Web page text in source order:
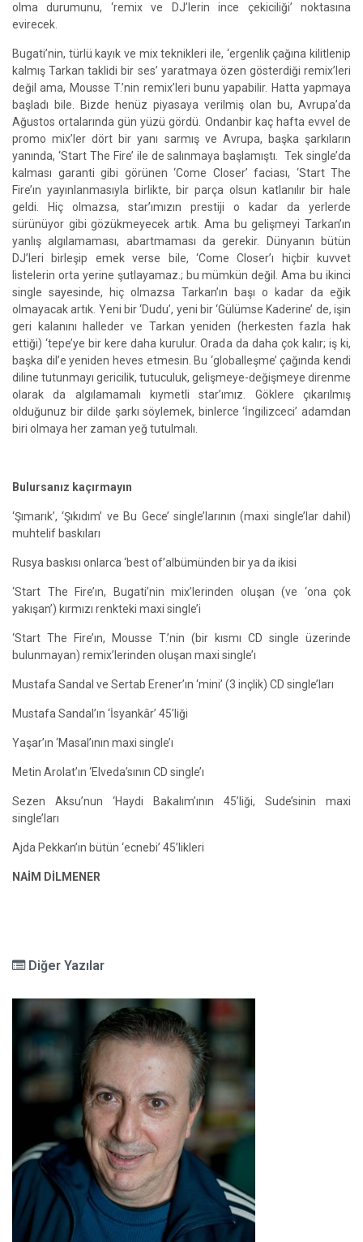
olma durumunu, ‘remix ve DJ’lerin ince çekiciliği’ noktasına
evirecek.
Bugati’nin, türlü kayık ve mix teknikleri ile, ‘ergenlik çağına kilitlenip
kalmış Tarkan taklidi bir ses’ yaratmaya özen gösterdiği remix’leri
değil ama, Mousse T.’nin remix’leri bunu yapabilir. Hatta yapmaya
başladı bile. Bizde henüz piyasaya verilmiş olan bu, Avrupa’da
Ağustos ortalarında gün yüzü gördü. Ondanbir kaç hafta evvel de
promo mix’ler dört bir yanı sarmış ve Avrupa, başka şarkıların
yanında, ‘Start The Fire’ ile de salınmaya başlamıştı. Tek single’da
kalması garanti gibi görünen ‘Come Closer’ faciası, ‘Start The
Fire’ın yayınlanmasıyla birlikte, bir parça olsun katlanılır bir hale
geldi. Hiç olmazsa, star’ımızın prestiji o kadar da yerlerde
sürünüyor gibi gözükmeyecek artık. Ama bu gelişmeyi Tarkan’ın
yanlış algılamaması, abartmaması da gerekir. Dünyanın bütün
DJ’leri birleşip emek verse bile, ‘Come Closer’ı hiçbir kuvvet
listelerin orta yerine şutlayamaz.; bu mümkün değil. Ama bu ikinci
single sayesinde, hiç olmazsa Tarkan’ın başı o kadar da eğik
olmayacak artık. Yeni bir ‘Dudu’, yeni bir ‘Gülümse Kaderine’ de, işin
geri kalanını halleder ve Tarkan yeniden (herkesten fazla hak
ettiği) ‘tepe’ye bir kere daha kurulur. Orada da daha çok kalır; iş ki,
başka dil’e yeniden heves etmesin. Bu ‘globalleşme’ çağında kendi
diline tutunmayı gericilik, tutuculuk, gelişmeye-değişmeye direnme
olarak da algılamamalı kıymetli star’ımız. Göklere çıkarılmış
olduğunuz bir dilde şarkı söylemek, binlerce ‘İngilizceci’ adamdan
biri olmaya her zaman yeğ tutulmalı.
Bulursanız kaçırmayın
‘Şımarık’, ‘Şıkıdım’ ve Bu Gece’ single’larının (maxi single’lar dahil)
muhtelif baskıları
Rusya baskısı onlarca ‘best of’albümünden bir ya da ikisi
‘Start The Fire’ın, Bugati’nin mix’lerinden oluşan (ve ‘ona çok
yakışan’) kırmızı renkteki maxi single’i
‘Start The Fire’ın, Mousse T.’nin (bir kısmı CD single üzerinde
bulunmayan) remix’lerinden oluşan maxi single’ı
Mustafa Sandal ve Sertab Erener’ın ‘mini’ (3 inçlik) CD single’ları
Mustafa Sandal’ın ‘İsyankâr’ 45’liği
Yaşar’ın ‘Masal’ının maxi single’ı
Metin Arolat’ın ‘Elveda’sının CD single’ı
Sezen Aksu’nun ‘Haydi Bakalım’ının 45’liği, Sude’sinin maxi
single’ları
Ajda Pekkan’ın bütün ‘ecnebi’ 45’likleri
NAİM DİLMENER
Diğer Yazılar